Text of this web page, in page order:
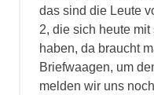
das sind die Leute
2, die sich heute
haben, da braucht
Briefwaagen, um
melden wir uns